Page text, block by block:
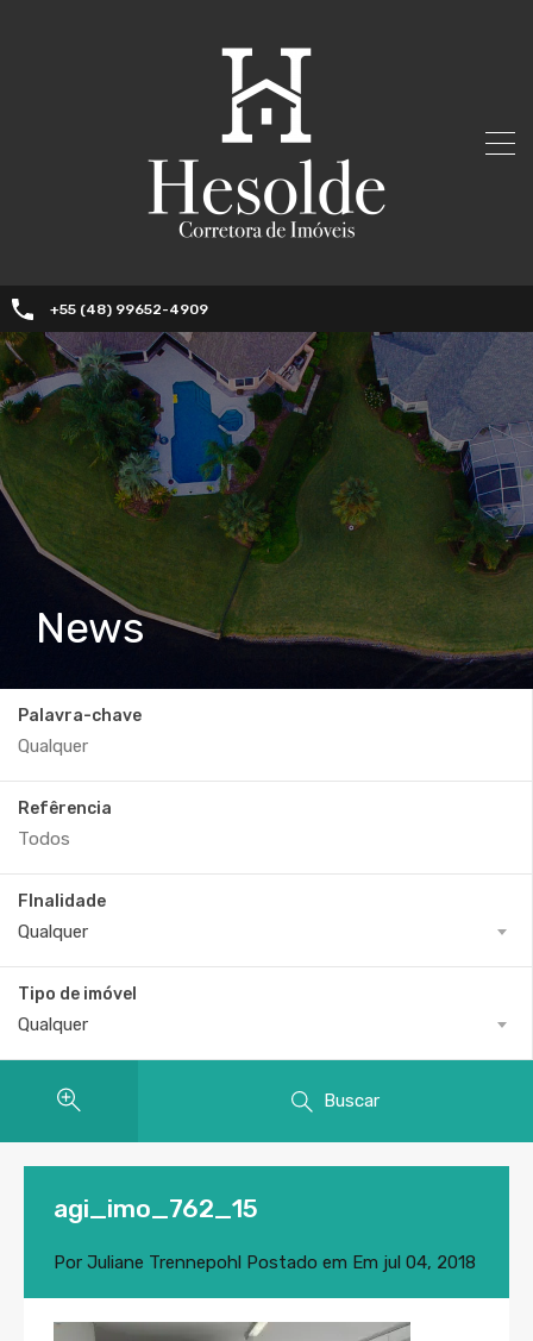
+55 (48) 99652-4909
News
Palavra-chave
Refêrencia
FInalidade
Qualquer
Tipo de imóvel
Qualquer
Buscar
agi_imo_762_15
Por Juliane Trennepohl Postado em Em jul 04, 2018